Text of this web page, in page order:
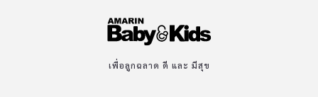
เพื่อลูกฉลาด ดี และ มีสุข